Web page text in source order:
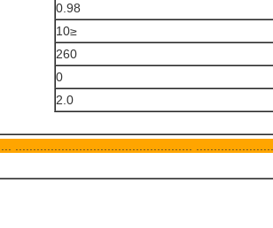
0.98
≤10
260
0
2.0
..................................................